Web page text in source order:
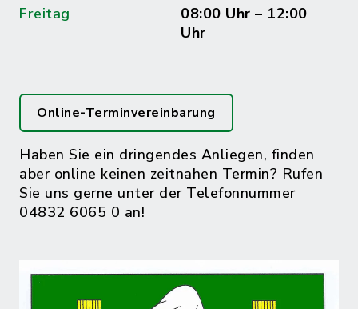
Freitag
08:00 Uhr – 12:00
Uhr
Online-Terminvereinbarung
Haben Sie ein dringendes Anliegen, finden
aber online keinen zeitnahen Termin? Rufen
Sie uns gerne unter der Telefonnummer
04832 6065 0 an!